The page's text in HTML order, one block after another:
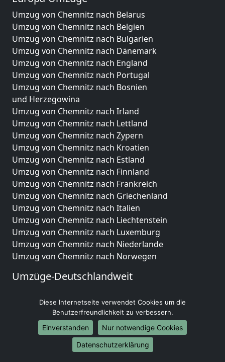
Umzug von Chemnitz nach Belarus
Umzug von Chemnitz nach Belgien
Umzug von Chemnitz nach Bulgarien
Umzug von Chemnitz nach Dänemark
Umzug von Chemnitz nach England
Umzug von Chemnitz nach Portugal
Umzug von Chemnitz nach Bosnien
und Herzegowina
Umzug von Chemnitz nach Irland
Umzug von Chemnitz nach Lettland
Umzug von Chemnitz nach Zypern
Umzug von Chemnitz nach Kroatien
Umzug von Chemnitz nach Estland
Umzug von Chemnitz nach Finnland
Umzug von Chemnitz nach Frankreich
Umzug von Chemnitz nach Griechenland
Umzug von Chemnitz nach Italien
Umzug von Chemnitz nach Liechtenstein
Umzug von Chemnitz nach Luxemburg
Umzug von Chemnitz nach Niederlande
Umzug von Chemnitz nach Norwegen
Umzüge-Deutschlandweit
Umzug von Chemnitz nach Hamburg
Umzug von Chemnitz nach München
Umzug von Chemnitz nach Köln
Umzug von Chemnitz nach Frankfurt am Main
Umzug von Chemnitz nach Stuttgart
Diese Internetseite verwendet Cookies um die
Benutzerfreundlichkeit zu verbessern.
Einverstanden
Nur notwendige Cookies
Datenschutzerklärung